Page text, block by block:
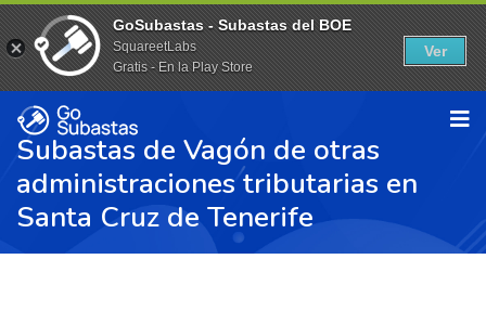
Subastas de Vagón de otras
administraciones tributarias en
Santa Cruz de Tenerife
GoSubastas - Subastas del BOE
SquareetLabs
Gratis - En la Play Store
Ver